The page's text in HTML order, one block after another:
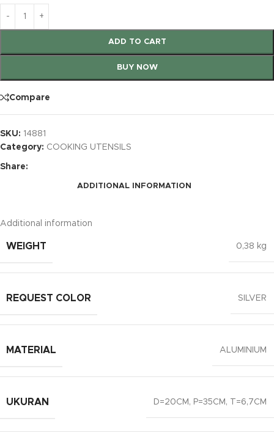
ADD TO CART
BUY NOW
Compare
SKU: 14881
Category: COOKING UTENSILS
Share:
ADDITIONAL INFORMATION
Additional information
WEIGHT 0,38 kg
REQUEST COLOR SILVER
MATERIAL ALUMINIUM
UKURAN D=20CM, P=35CM, T=6,7CM